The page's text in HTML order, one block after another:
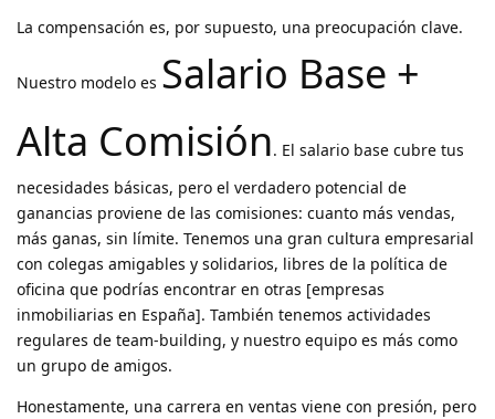
La compensación es, por supuesto, una preocupación clave.
Nuestro modelo es Salario Base +
Alta Comisión. El salario base cubre tus
necesidades básicas, pero el verdadero potencial de
ganancias proviene de las comisiones: cuanto más vendas,
más ganas, sin límite. Tenemos una gran cultura empresarial
con colegas amigables y solidarios, libres de la política de
oficina que podrías encontrar en otras [empresas
inmobiliarias en España]. También tenemos actividades
regulares de team-building, y nuestro equipo es más como
un grupo de amigos.
Honestamente, una carrera en ventas viene con presión, pero